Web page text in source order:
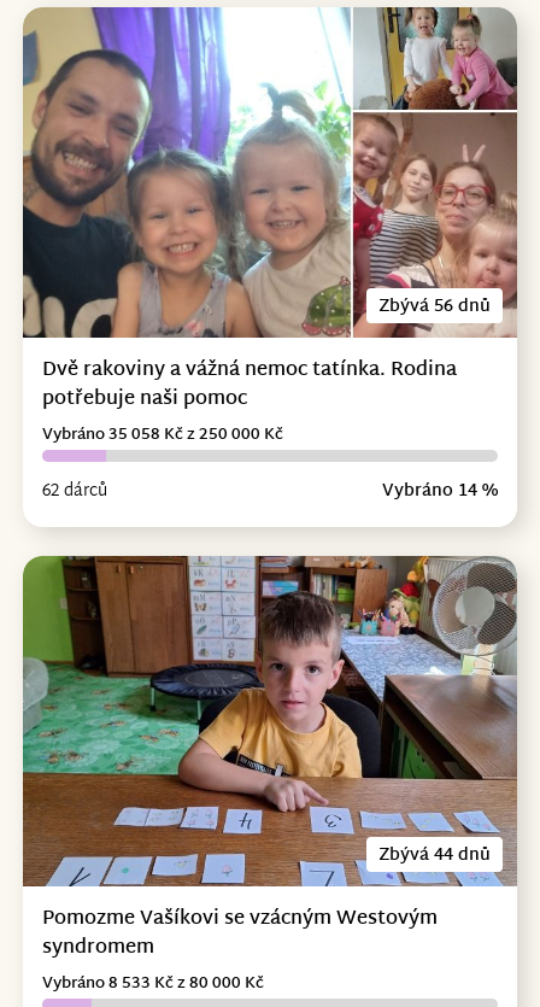
Zbývá 56 dnů
Dvě rakoviny a vážná nemoc tatínka. Rodina
potřebuje naši pomoc
62 dárců Vybráno 14 %
Vybráno 35 058 Kč z 250 000 Kč
Zbývá 44 dnů
Pomozme Vašíkovi se vzácným Westovým
syndromem
Vybráno 8 533 Kč z 80 000 Kč